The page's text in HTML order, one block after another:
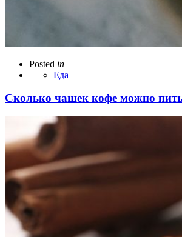
Posted in
Еда
Сколько чашек кофе можно